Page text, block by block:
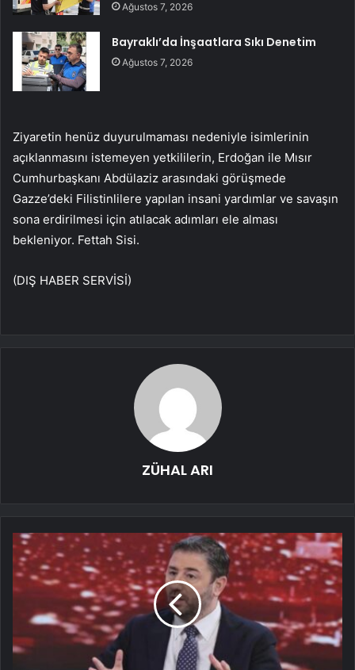
Ağustos 7, 2026
Bayraklı’da İnşaatlara Sıkı Denetim
Ağustos 7, 2026
Ziyaretin henüz duyurulmaması nedeniyle isimlerinin
açıklanmasını istemeyen yetkililerin, Erdoğan ile Mısır
Cumhurbaşkanı Abdülaziz arasındaki görüşmede
Gazze’deki Filistinlilere yapılan insani yardımlar ve savaşın
sona erdirilmesi için atılacak adımları ele alması
bekleniyor. Fettah Sisi.
(DIŞ HABER SERVİSİ)
ZÜHAL ARI